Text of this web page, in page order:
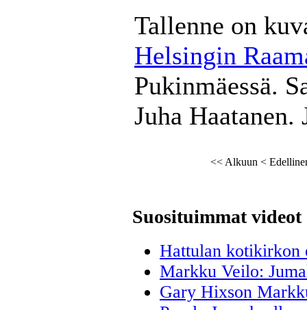
Tallenne on
Helsingin
Pukinmäessä.
Juha
<<Alkuun <
Suosituimmat videot
Hattulan kotikirkon
Markku Veilo:
Gary Hixson